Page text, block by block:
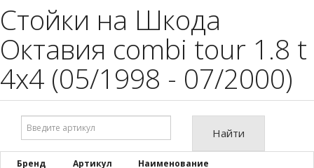
Стойки на Шкода
Октавия combi tour 1.8 t
4x4 (05/1998 - 07/2000)
артикул:
Найти
Бренд Артикул Наименование